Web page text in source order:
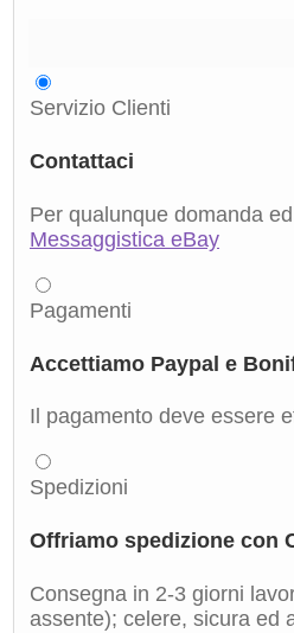
Servizio Clienti
Contattaci
Per qualunque domanda
Messaggistica eBay
Pagamenti
Accettiamo Paypal e
Il pagamento deve essere
Spedizioni
Offriamo spedizione con
Consegna in 2-3 giorni
assente); celere, sicura ed